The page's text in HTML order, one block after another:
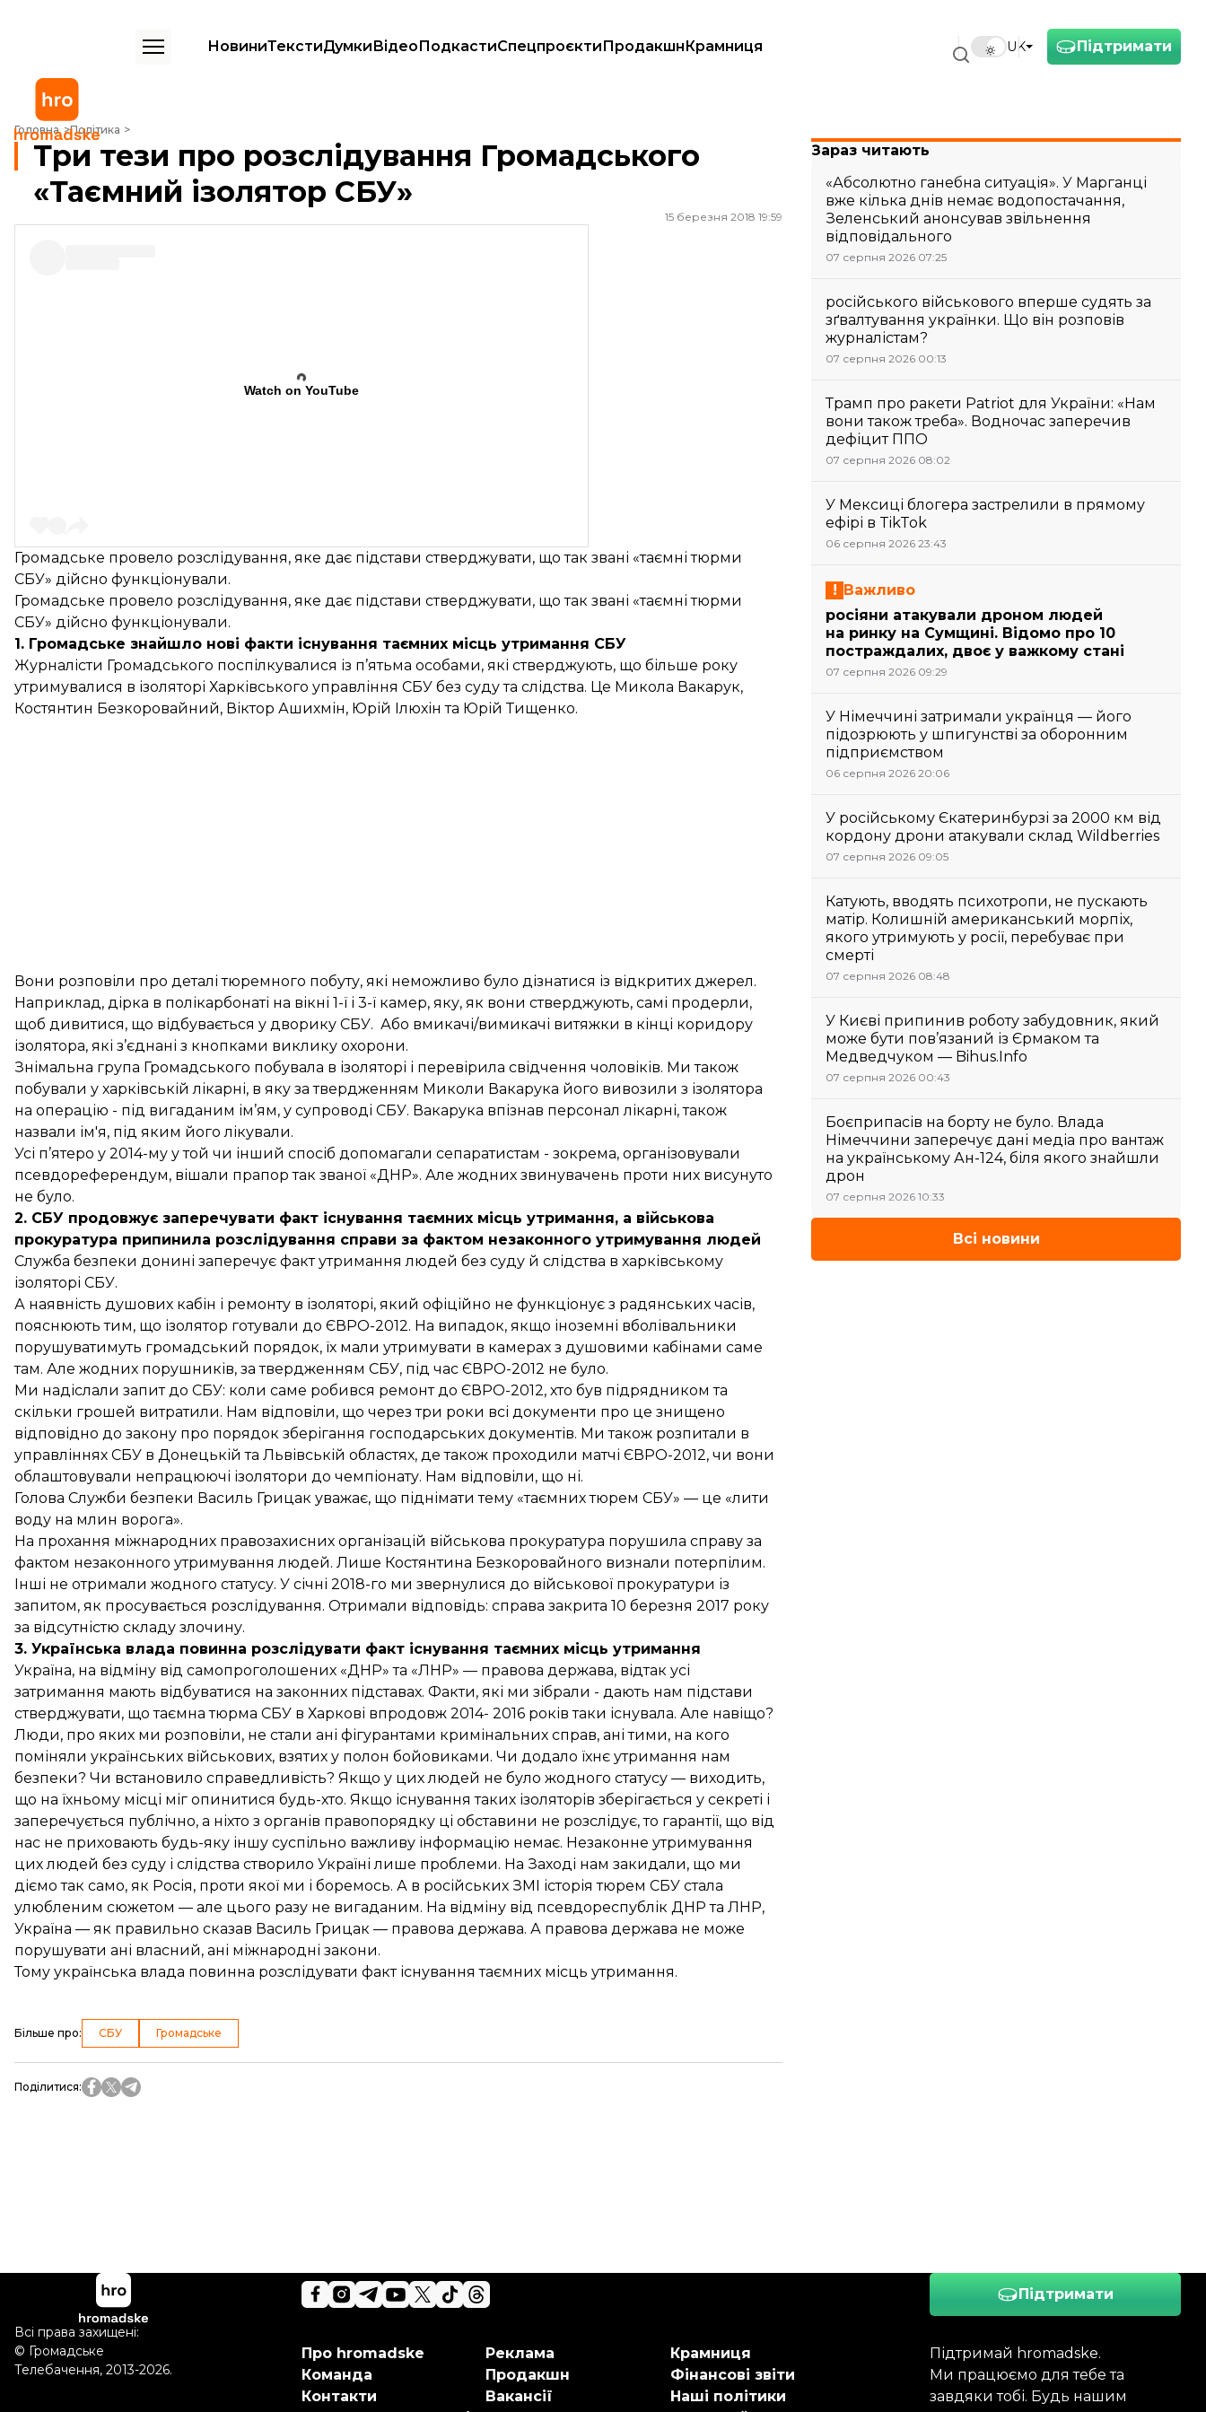
Підтримати
UK
НовиниТекстиДумкиВідеоПодкастиСпецпроєктиПродакшнКрамниця
Головна Політика
Три тези про розслідування Громадського «Таємний ізолятор СБУ»
Три тези про розслідування Громадського
«Таємний ізолятор СБУ»
15 березня 2018 19:59
Watch on YouTube
Громадське провело розслідування, яке дає підстави стверджувати, що так звані «таємні тюрми
СБУ» дійсно функціонували.
Громадське провело розслідування, яке дає підстави стверджувати, що так звані «таємні тюрми
СБУ» дійсно функціонували.
1. Громадське знайшло нові факти існування таємних місць утримання СБУ
Журналісти Громадського поспілкувалися із п’ятьма особами, які стверджують, що більше року
утримувалися в ізоляторі Харківського управління СБУ без суду та слідства. Це Микола Вакарук,
Костянтин Безкоровайний, Віктор Ашихмін, Юрій Ілюхін та Юрій Тищенко.
Вони розповіли про деталі тюремного побуту, які неможливо було дізнатися із відкритих джерел.
Наприклад, дірка в полікарбонаті на вікні 1-ї і 3-ї камер, яку, як вони стверджують, самі продерли,
щоб дивитися, що відбувається у дворику СБУ. Або вмикачі/вимикачі витяжки в кінці коридору
ізолятора, які з’єднані з кнопками виклику охорони.
Знімальна група Громадського побувала в ізоляторі і перевірила свідчення чоловіків. Ми також
побували у харківській лікарні, в яку за твердженням Миколи Вакарука його вивозили з ізолятора
на операцію - під вигаданим ім’ям, у супроводі СБУ. Вакарука впізнав персонал лікарні, також
назвали ім'я, під яким його лікували.
Усі п’ятеро у 2014-му у той чи інший спосіб допомагали сепаратистам - зокрема, організовували
псевдореферендум, вішали прапор так званої «ДНР». Але жодних звинувачень проти них висунуто
не було.
2. СБУ продовжує заперечувати факт існування таємних місць утримання, а військова
прокуратура припинила розслідування справи за фактом незаконного утримування людей
Служба безпеки донині заперечує факт утримання людей без суду й слідства в харківському
ізоляторі СБУ.
А наявність душових кабін і ремонту в ізоляторі, який офіційно не функціонує з радянських часів,
пояснюють тим, що ізолятор готували до ЄВРО-2012. На випадок, якщо іноземні вболівальники
порушуватимуть громадський порядок, їх мали утримувати в камерах з душовими кабінами саме
там. Але жодних порушників, за твердженням СБУ, під час ЄВРО-2012 не було.
Ми надіслали запит до СБУ: коли саме робився ремонт до ЄВРО-2012, хто був підрядником та
скільки грошей витратили. Нам відповіли, що через три роки всі документи про це знищено
відповідно до закону про порядок зберігання господарських документів. Ми також розпитали в
управліннях СБУ в Донецькій та Львівській областях, де також проходили матчі ЄВРО-2012, чи вони
облаштовували непрацюючі ізолятори до чемпіонату. Нам відповіли, що ні.
Голова Служби безпеки Василь Грицак уважає, що піднімати тему «таємних тюрем СБУ» — це «лити
воду на млин ворога».
На прохання міжнародних правозахисних організацій військова прокуратура порушила справу за
фактом незаконного утримування людей. Лише Костянтина Безкоровайного визнали потерпілим.
Інші не отримали жодного статусу. У січні 2018-го ми звернулися до військової прокуратури із
запитом, як просувається розслідування. Отримали відповідь: справа закрита 10 березня 2017 року
за відсутністю складу злочину.
3. Українська влада повинна розслідувати факт існування таємних місць утримання
Україна, на відміну від самопроголошених «ДНР» та «ЛНР» — правова держава, відтак усі
затримання мають відбуватися на законних підставах. Факти, які ми зібрали - дають нам підстави
стверджувати, що таємна тюрма СБУ в Харкові впродовж 2014- 2016 років таки існувала. Але навіщо?
Люди, про яких ми розповіли, не стали ані фігурантами кримінальних справ, ані тими, на кого
поміняли українських військових, взятих у полон бойовиками. Чи додало їхнє утримання нам
безпеки? Чи встановило справедливість? Якщо у цих людей не було жодного статусу — виходить,
що на їхньому місці міг опинитися будь-хто. Якщо існування таких ізоляторів зберігається у секреті і
заперечується публічно, а ніхто з органів правопорядку ці обставини не розслідує, то гарантії, що від
нас не приховають будь-яку іншу суспільно важливу інформацію немає. Незаконне утримування
цих людей без суду і слідства створило Україні лише проблеми. На Заході нам закидали, що ми
діємо так само, як Росія, проти якої ми і боремось. А в російських ЗМІ історія тюрем СБУ стала
улюбленим сюжетом — але цього разу не вигаданим. На відміну від псевдореспублік ДНР та ЛНР,
Україна — як правильно сказав Василь Грицак — правова держава. А правова держава не може
порушувати ані власний, ані міжнародні закони.
Тому українська влада повинна розслідувати факт існування таємних місць утримання.
Більше про: СБУ Громадське
Поділитися:
Зараз читають
«Абсолютно ганебна ситуація». У Марганці
вже кілька днів немає водопостачання,
Зеленський анонсував звільнення
відповідального
07 серпня 2026 07:25
російського військового вперше судять за
зґвалтування українки. Що він розповів
журналістам?
07 серпня 2026 00:13
Трамп про ракети Patriot для України: «Нам
вони також треба». Водночас заперечив
дефіцит ППО
07 серпня 2026 08:02
У Мексиці блогера застрелили в прямому
ефірі в TikTok
06 серпня 2026 23:43
Важливо
росіяни атакували дроном людей
на ринку на Сумщині. Відомо про 10
постраждалих, двоє у важкому стані
07 серпня 2026 09:29
У Німеччині затримали українця — його
підозрюють у шпигунстві за оборонним
підприємством
06 серпня 2026 20:06
У російському Єкатеринбурзі за 2000 км від
кордону дрони атакували склад Wildberries
07 серпня 2026 09:05
Катують, вводять психотропи, не пускають
матір. Колишній американський морпіх,
якого утримують у росії, перебуває при
смерті
07 серпня 2026 08:48
У Києві припинив роботу забудовник, який
може бути пов’язаний із Єрмаком та
Медведчуком — Bihus.Info
07 серпня 2026 00:43
Боєприпасів на борту не було. Влада
Німеччини заперечує дані медіа про вантаж
на українському Ан-124, біля якого знайшли
дрон
07 серпня 2026 10:33
Всі новини
Підтримати
Підтримай hromadske.
Ми працюємо для тебе та
завдяки тобі. Будь нашим
Про hromadske
Команда
Контакти
Реклама
Продакшн
Вакансії
Крамниця
Фінансові звіти
Наші політики
Всі права захищені:
© Громадське
Телебачення, 2013-2026.